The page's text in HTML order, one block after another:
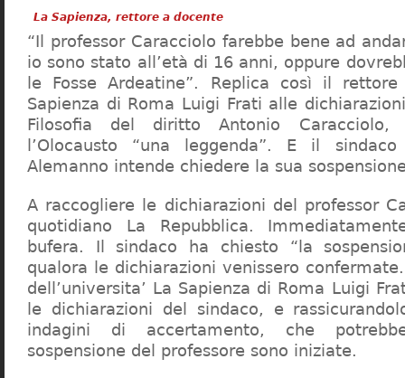
La Sapienza, rettore a docente
“Il professor Caracciolo farebbe bene ad
io sono stato all’età di 16 anni, oppure
le Fosse Ardeatine”. Replica così il rettore
Sapienza di Roma Luigi Frati alle
Filosofia del diritto Antonio
l’Olocausto “una leggenda”. E il
Alemanno intende chiedere la sua
A raccogliere le dichiarazioni del professor
quotidiano La Repubblica.
bufera. Il sindaco ha chiesto “la
qualora le dichiarazioni venissero
dell’universita’ La Sapienza di Roma Luigi
le dichiarazioni del sindaco, e
indagini di accertamento, che
sospensione del professore sono iniziate.